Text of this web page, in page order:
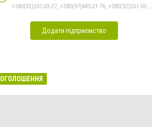
Додати підприємство
ОГОЛОШЕННЯ